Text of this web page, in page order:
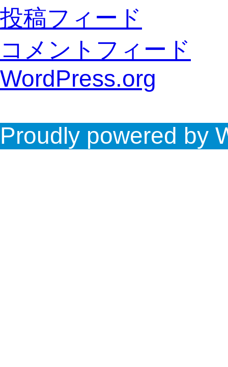
投稿フィード
コメントフィード
WordPress.org
Proudly powered by